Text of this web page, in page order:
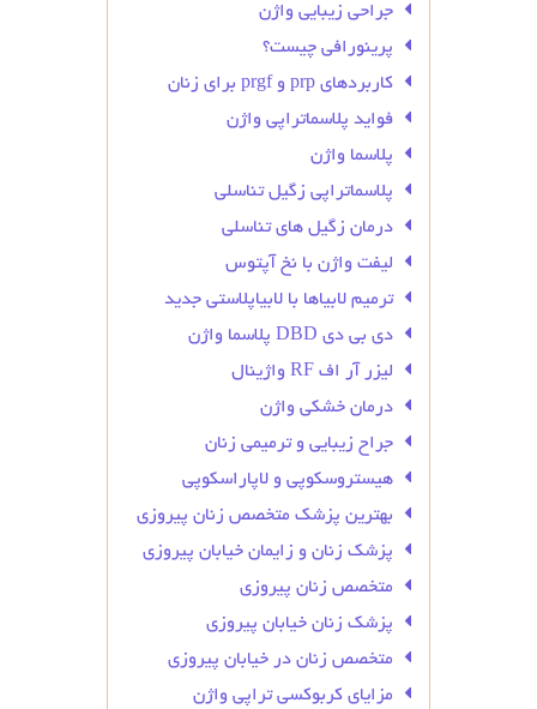
جراحی زیبایی واژن
پرینورافی چیست؟
کاربردهای prp و prgf برای زنان
فواید پلاسماتراپی واژن
پلاسما واژن
پلاسماتراپی زگیل تناسلی
درمان زگیل‌ های تناسلی
لیفت واژن با نخ آپتوس
ترمیم لابیاها با لابیاپلاستی جدید
دی بی دی DBD پلاسما واژن
لیزر آر اف RF واژینال
درمان خشکی واژن
جراح زیبایی و ترمیمی زنان
هیستروسکوپی و لاپاراسکوپی
بهترین پزشک متخصص زنان پیروزی
پزشک زنان و زایمان خیابان پیروزی
متخصص زنان پیروزی
پزشک زنان خیابان پیروزی
متخصص زنان در خیابان پیروزی
مزایای کربوکسی تراپی واژن